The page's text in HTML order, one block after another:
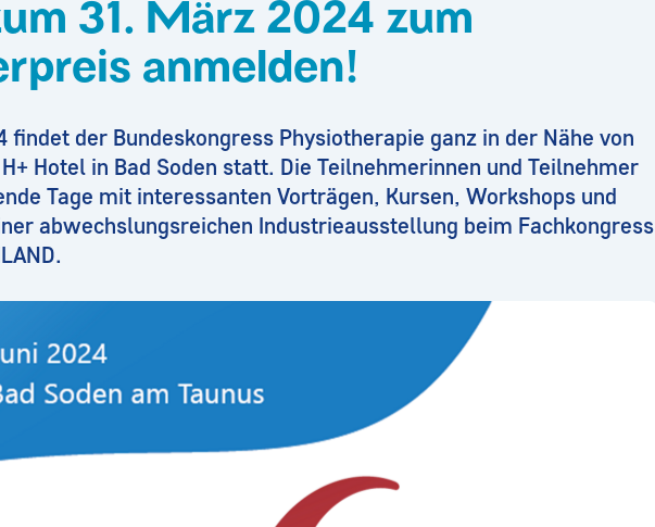
31. März 2024 zum
anmelden!
findet der Bundeskongress Physiotherapie ganz in der Nähe von
Hotel in Bad Soden statt. Die Teilnehmerinnen und Teilnehmer
Tage mit interessanten Vorträgen, Kursen, Workshops und
abwechslungsreichen Industrieausstellung beim Fachkongress